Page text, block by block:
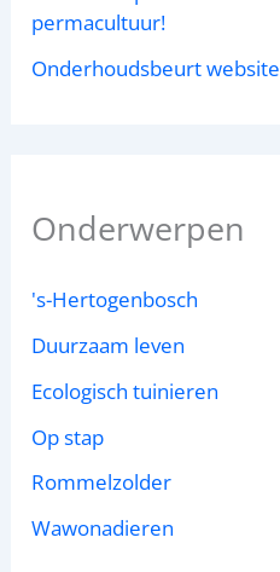
permacultuur!
Onderhoudsbeurt website
Onderwerpen
's-Hertogenbosch
Duurzaam leven
Ecologisch tuinieren
Op stap
Rommelzolder
Wawonadieren